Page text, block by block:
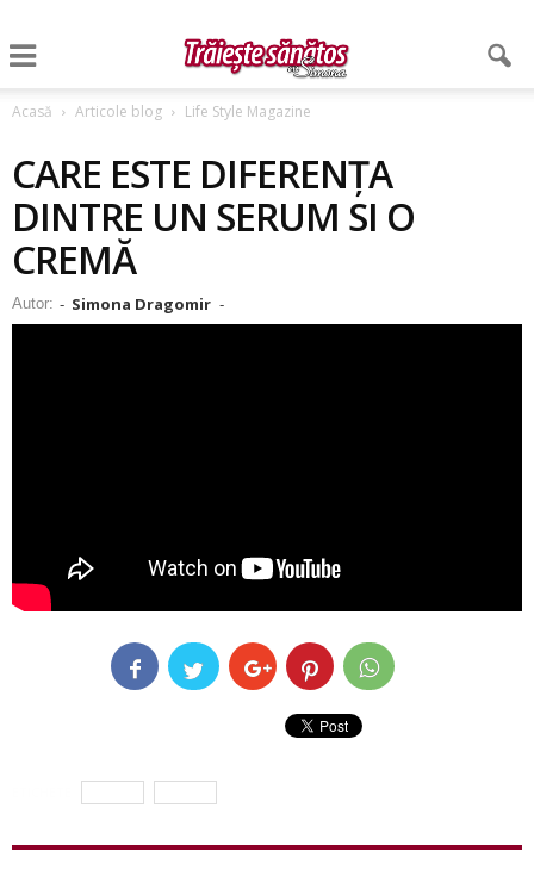
Acasă Articole blog Life Style Magazine
CARE ESTE DIFERENȚA
DINTRE UN SERUM SI O
CREMĂ
Autor: - Simona Dragomir -